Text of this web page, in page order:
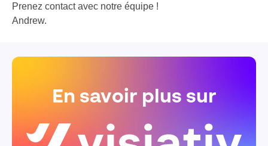
Prenez contact avec notre équipe !
Andrew.
En savoir plus sur